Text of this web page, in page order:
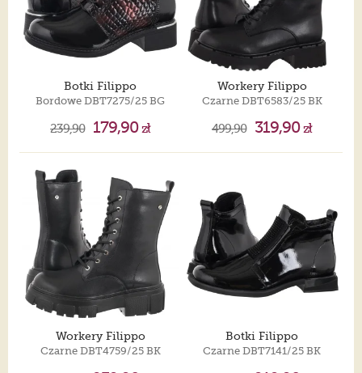
Botki Filippo
Bordowe DBT7275/25 BG
239,90 179,90zł
Workery Filippo
Czarne DBT6583/25 BK
499,90 319,90zł
Workery Filippo
Czarne DBT4759/25 BK
Botki Filippo
Czarne DBT7141/25 BK